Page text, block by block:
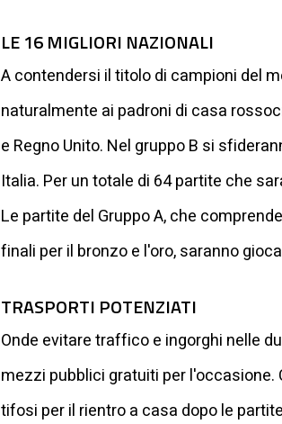
LE 16 MIGLIORI NAZIONALI
A contendersi il titolo di campioni del
naturalmente ai padroni di casa
e Regno Unito. Nel gruppo B si
Italia. Per un totale di 64 partite che
Le partite del Gruppo A, che
finali per il bronzo e l'oro, saranno
TRASPORTI POTENZIATI
Onde evitare traffico e ingorghi nelle
mezzi pubblici gratuiti per
tifosi per il rientro a casa dopo le